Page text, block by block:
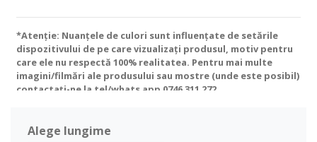
*Atenție: Nuanțele de culori sunt influențate de setările
dispozitivului de pe care vizualizați produsul, motiv pentru
care ele nu respectă 100% realitatea. Pentru mai multe
imagini/filmări ale produsului sau mostre (unde este posibil)
contactați-ne la tel/whats app 0746 311 272
Alege lungime